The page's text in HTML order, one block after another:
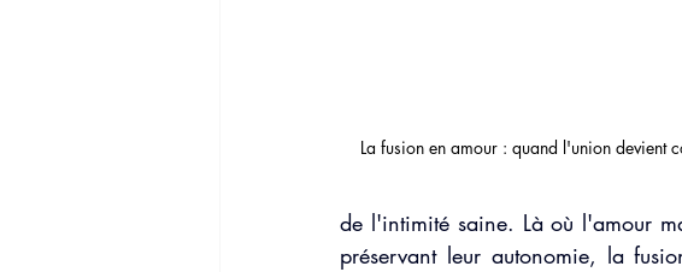
La fusion en amour : quand l'union devient
de l'intimité saine. Là où l'amour
préservant leur autonomie, la